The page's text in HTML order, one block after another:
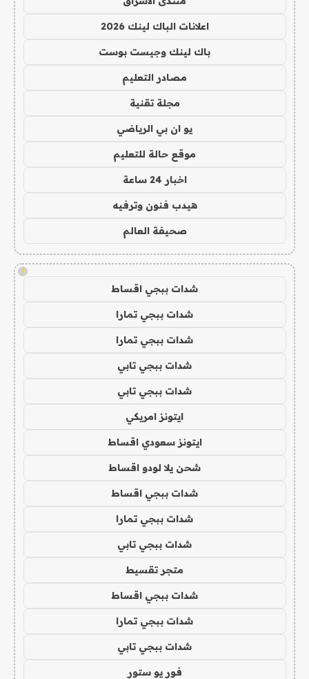
اعلانات الباك لينك 2026
باك لينك وجيست بوست
مصادر التعليم
مجلة تقنية
يو ان بي الرياضي
موقع حالة للتعليم
اخبار 24 ساعة
هيدب فنون وترفيه
صحيفة العالم
!
شدات ببجي اقساط
شدات ببجي تمارا
شدات ببجي تمارا
شدات ببجي تابي
شدات ببجي تابي
ايتونز امريكي
ايتونز سعودي اقساط
شحن يلا لودو اقساط
شدات ببجي اقساط
شدات ببجي تمارا
شدات ببجي تابي
متجر تقسيط
شدات ببجي اقساط
شدات ببجي تمارا
شدات ببجي تابي
فور يو ستور